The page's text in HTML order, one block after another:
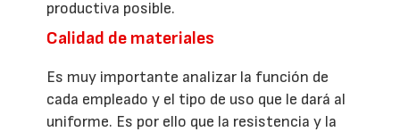
productiva posible.
Calidad de materiales
Es muy importante analizar la función de
cada empleado y el tipo de uso que le dará al
uniforme. Es por ello que la resistencia y la